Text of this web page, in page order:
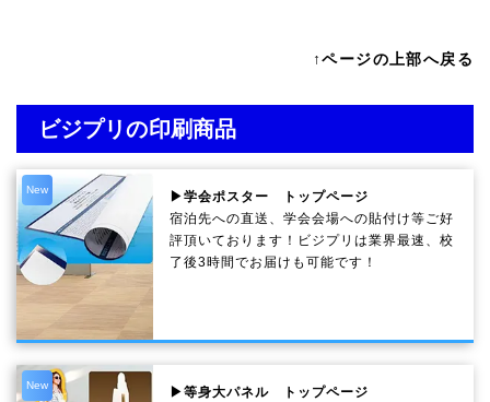
↑ページの上部へ戻る
ビジプリの印刷商品
New
▶学会ポスター トップページ
宿泊先への直送、学会会場への貼付け等ご好
評頂いております！ビジプリは業界最速、校
了後3時間でお届けも可能です！
New
▶等身大パネル トップページ